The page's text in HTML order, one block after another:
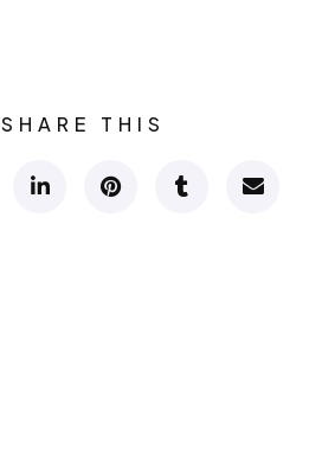
SHARE THIS